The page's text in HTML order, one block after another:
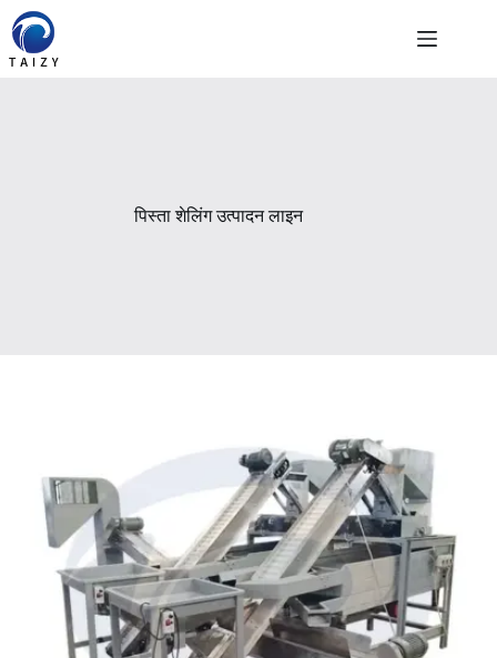
Skip
content
पिस्ता शेलिंग उत्पादन लाइन